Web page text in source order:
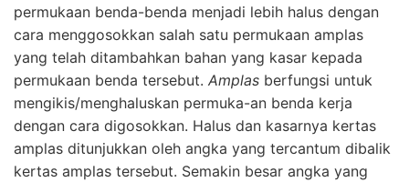
permukaan benda-benda menjadi lebih halus dengan
cara menggosokkan salah satu permukaan amplas
yang telah ditambahkan bahan yang kasar kepada
permukaan benda tersebut. Amplas berfungsi untuk
mengikis/menghaluskan permuka-an benda kerja
dengan cara digosokkan. Halus dan kasarnya kertas
amplas ditunjukkan oleh angka yang tercantum dibalik
kertas amplas tersebut. Semakin besar angka yang